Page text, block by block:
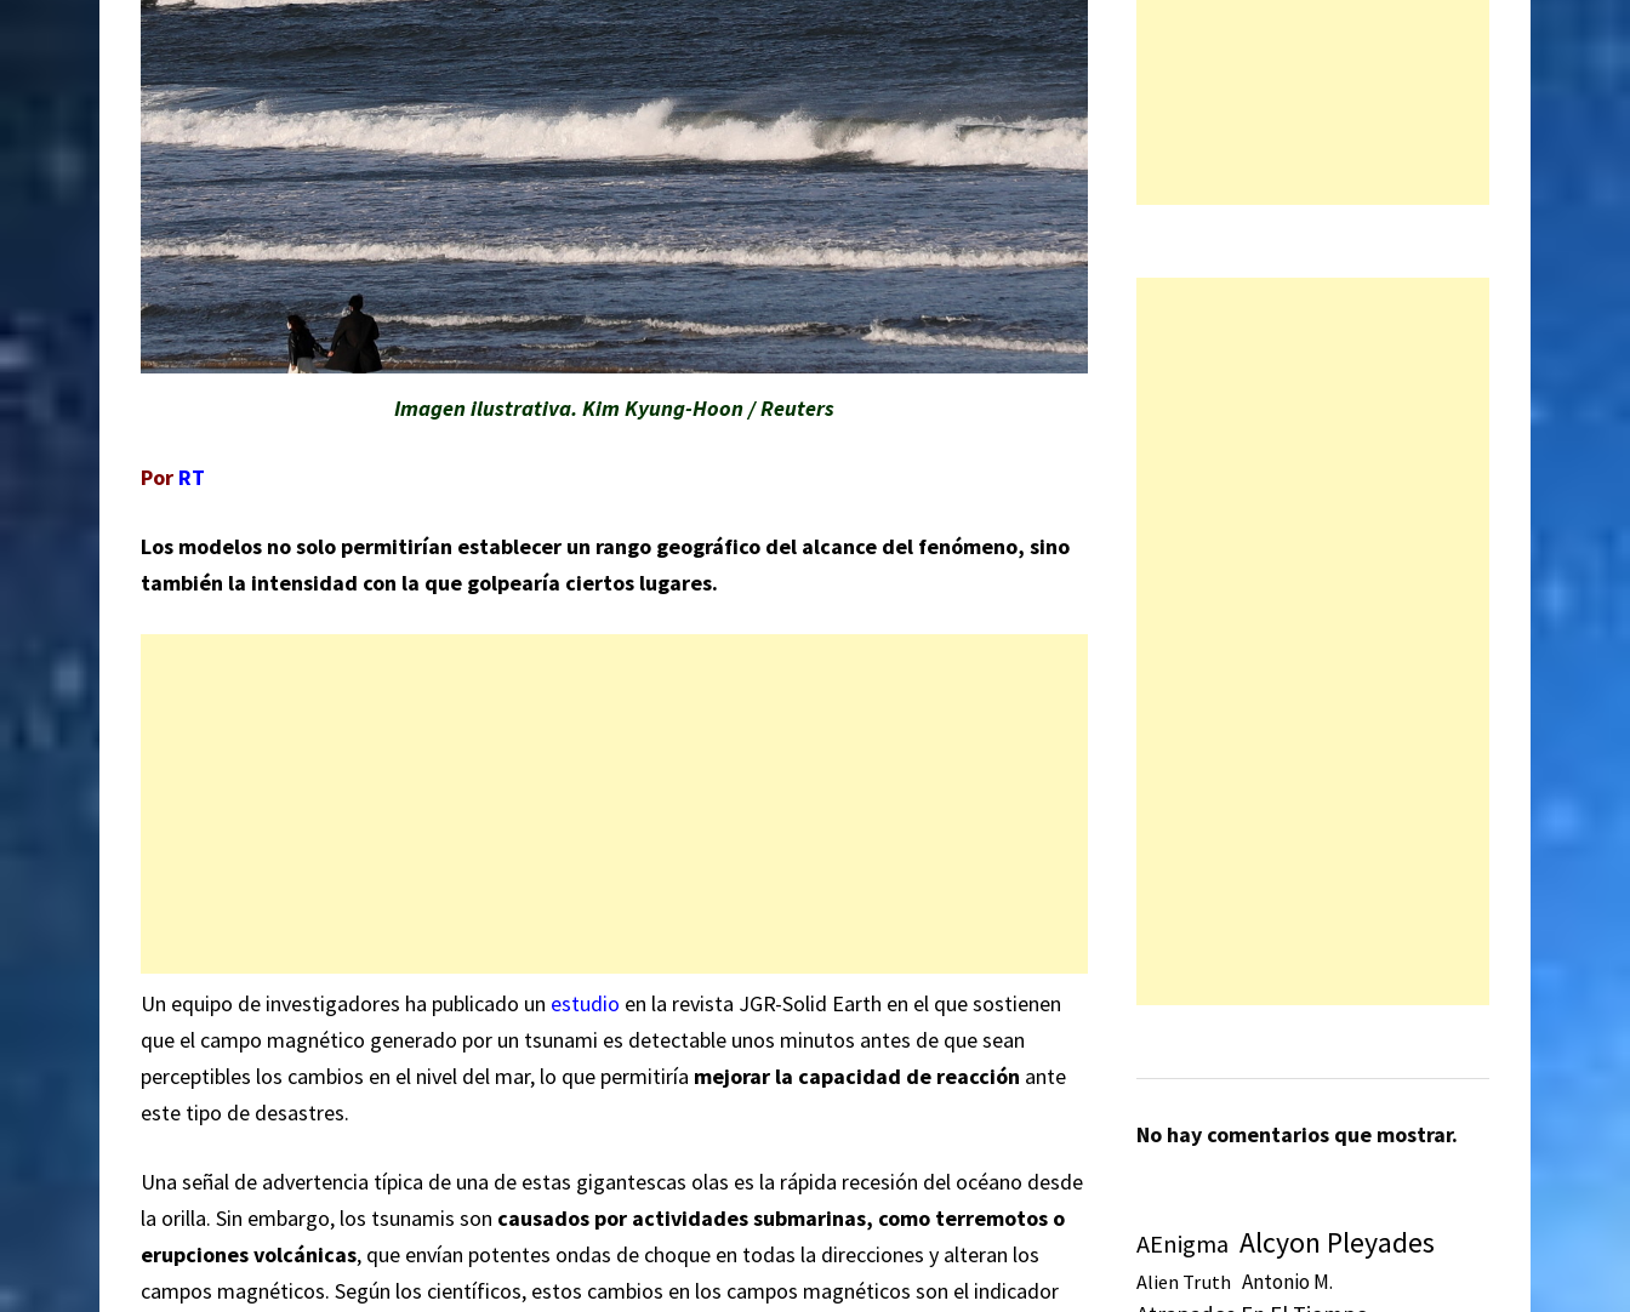
Imagen ilustrativa. Kim Kyung-Hoon / Reuters
Por RT
Los modelos no solo permitirían establecer un rango geográfico del alcance del fenómeno, sino
también la intensidad con la que golpearía ciertos lugares.
Un equipo de investigadores ha publicado un estudio en la revista JGR-Solid Earth en el que sostienen
que el campo magnético generado por un tsunami es detectable unos minutos antes de que sean
perceptibles los cambios en el nivel del mar, lo que permitiría mejorar la capacidad de reacción ante
este tipo de desastres.
Una señal de advertencia típica de una de estas gigantescas olas es la rápida recesión del océano desde
la orilla. Sin embargo, los tsunamis son causados ​​por actividades submarinas, como terremotos o
erupciones volcánicas, que envían potentes ondas de choque en todas la direcciones y alteran los
campos magnéticos. Según los científicos, estos cambios en los campos magnéticos son el indicador
No hay comentarios que mostrar.
AEnigma Alcyon Pleyades
Alien Truth Antonio M.